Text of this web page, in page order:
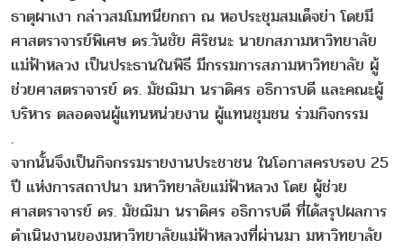
ธาตุผาเงา กล่าวสมโมทนียกถา ณ หอประชุมสมเด็จย่า โดยมี
ศาสตราจารย์พิเศษ ดร.วันชัย ศิริชนะ นายกสภามหาวิทยาลัย
แม่ฟ้าหลวง เป็นประธานในพิธี มีกรรมการสภามหาวิทยาลัย ผู้
ช่วยศาสตราจารย์ ดร. มัชฌิมา นราดิศร อธิการบดี และคณะผู้
บริหาร ตลอดจนผู้แทนหน่วยงาน ผู้แทนชุมชน ร่วมกิจกรรม
.
จากนั้นจึงเป็นกิจกรรมรายงานประชาชน ในโอกาสครบรอบ 25
ปี แห่งการสถาปนา มหาวิทยาลัยแม่ฟ้าหลวง โดย ผู้ช่วย
ศาสตราจารย์ ดร. มัชฌิมา นราดิศร อธิการบดี ที่ได้สรุปผลการ
ดำเนินงานของมหาวิทยาลัยแม่ฟ้าหลวงที่ผ่านมา มหาวิทยาลัย